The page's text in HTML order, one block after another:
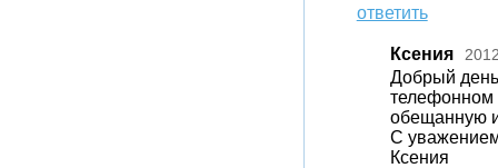
ответить
Ксения
Добрый
телефонном
обещанную
С
Ксения